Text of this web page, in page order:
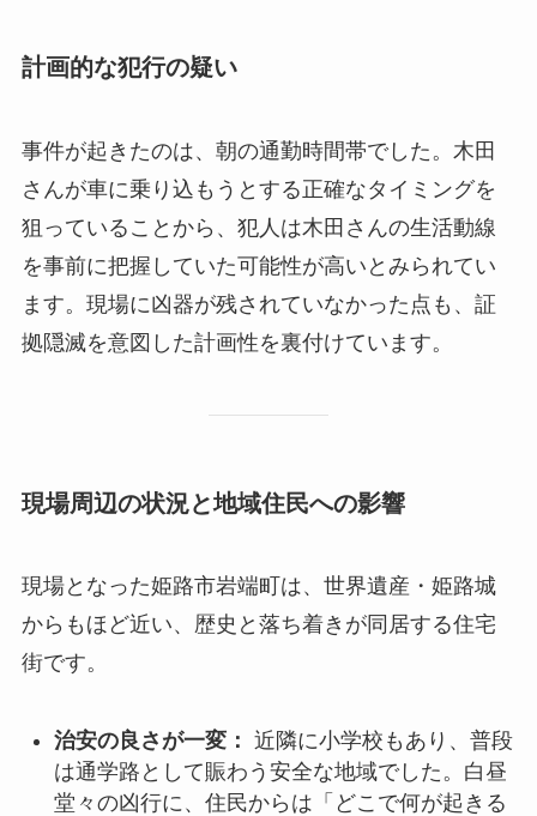
計画的な犯行の疑い
事件が起きたのは、朝の通勤時間帯でした。木田
さんが車に乗り込もうとする正確なタイミングを
狙っていることから、犯人は木田さんの生活動線
を事前に把握していた可能性が高いとみられてい
ます。現場に凶器が残されていなかった点も、証
拠隠滅を意図した計画性を裏付けています。
現場周辺の状況と地域住民への影響
現場となった姫路市岩端町は、世界遺産・姫路城
からもほど近い、歴史と落ち着きが同居する住宅
街です。
治安の良さが一変： 近隣に小学校もあり、普段
は通学路として賑わう安全な地域でした。白昼
堂々の凶行に、住民からは「どこで何が起きる